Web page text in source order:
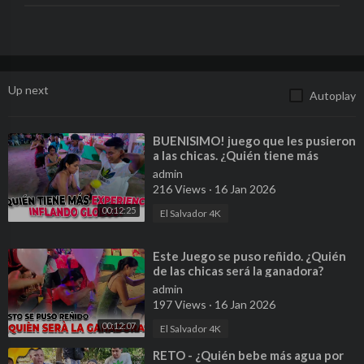
Up next Autoplay
00:12:25
⁣BUENISIMO! juego que les pusieron
a las chicas. ¿Quién tiene más
experiencia?
admin
216 Views · 16 Jan 2026
El Salvador 4K
00:12:07
⁣Este Juego se puso reñido. ¿Quién
de las chicas será la ganadora?
admin
197 Views · 16 Jan 2026
El Salvador 4K
⁣RETO - ¿Quién bebe más agua por